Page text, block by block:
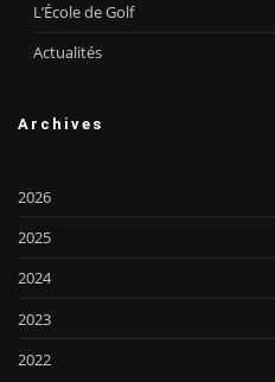
L’École de Golf
Actualités
Archives
2026
2025
2024
2023
2022